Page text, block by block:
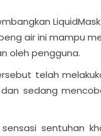
air ini mampu
oleh pengguna.
telah
sedang
sentuhan